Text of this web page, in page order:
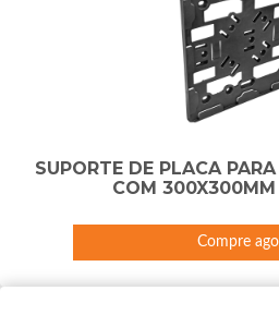
SUPORTE DE PLACA
COM 300X300MM
Compre